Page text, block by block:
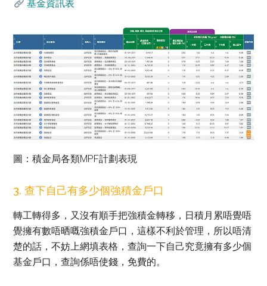
基金資訊表
圖：積金局各類MPF計劃表現
3. 查下自己有多少個強積金戶口
轉工轉得多，又沒有順手把強積金轉移，日積月累唔覺唔
覺擁有數唔晒嘅強積金戶口，這樣不利於管理，所以唔清
楚的話，不妨上網填表格，查詢一下自己究竟擁有多少個
基金戶口，查詢係唔使錢，免費的。